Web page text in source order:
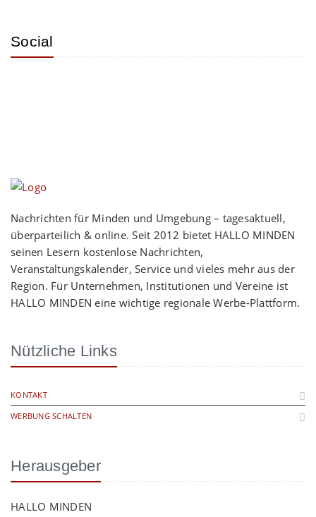
Social
Nachrichten für Minden und Umgebung – tagesaktuell,
überparteilich & online. Seit 2012 bietet HALLO MINDEN
seinen Lesern kostenlose Nachrichten,
Veranstaltungskalender, Service und vieles mehr aus der
Region. Für Unternehmen, Institutionen und Vereine ist
HALLO MINDEN eine wichtige regionale Werbe-Plattform.
Nützliche Links
KONTAKT
WERBUNG SCHALTEN
Herausgeber
HALLO MINDEN